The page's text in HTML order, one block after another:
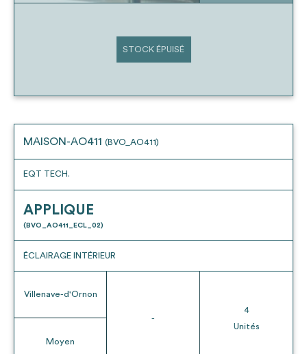
STOCK ÉPUISÉ
MAISON-AO411 (BVO_AO411)
EQT TECH.
APPLIQUE
(BVO_AO411_ECL_02)
ÉCLAIRAGE INTÉRIEUR
Villenave-d'Ornon
Moyen
-
4
Unités